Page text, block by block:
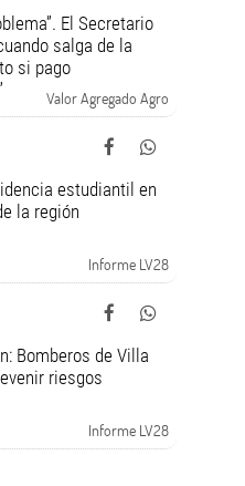
El Secretario
salga de la
si pago
Valor Agregado Agro
estudiantil en
la región
Informe LV28
Bomberos de Villa
riesgos
Informe LV28